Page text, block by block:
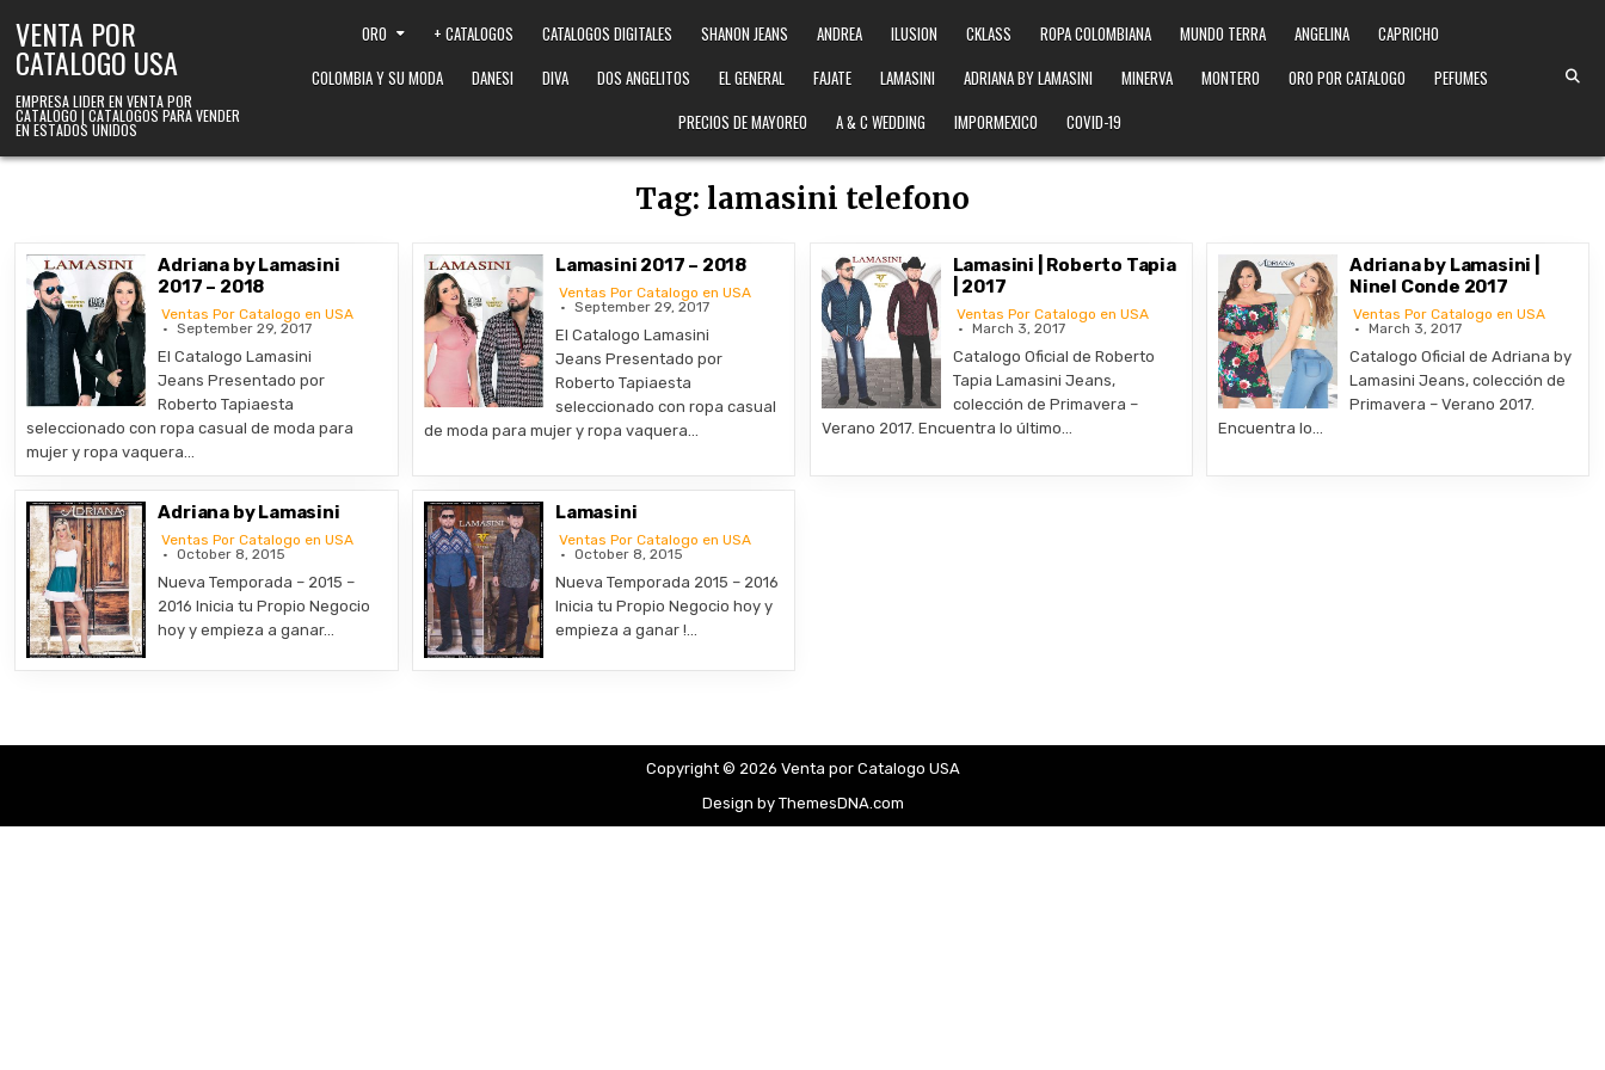
VENTA POR
CATALOGO USA
EMPRESA LIDER EN VENTA POR
CATALOGO | CATALOGOS PARA VENDER
EN ESTADOS UNIDOS
ORO + CATALOGOS CATALOGOS DIGITALES SHANON JEANS ANDREA ILUSION CKLASS ROPA COLOMBIANA MUNDO TERRA ANGELINA
CAPRICHO
COLOMBIA Y SU MODA
DANESI DIVA DOS ANGELITOS EL GENERAL FAJATE LAMASINI ADRIANA BY LAMASINI MINERVA MONTERO ORO POR CATALOGO
PEFUMES
PRECIOS DE MAYOREO
A & C WEDDING IMPORMEXICO COVID-19
Tag: lamasini telefono
Adriana by Lamasini
2017 – 2018
Ventas Por Catalogo en USA
September 29, 2017
El Catalogo Lamasini
Jeans Presentado por
Roberto Tapiaesta
seleccionado con ropa casual de moda para
mujer y ropa vaquera…
Lamasini 2017 – 2018
Ventas Por Catalogo en USA
September 29, 2017
El Catalogo Lamasini
Jeans Presentado por
Roberto Tapiaesta
seleccionado con ropa casual
de moda para mujer y ropa vaquera…
Lamasini | Roberto Tapia
| 2017
Ventas Por Catalogo en USA
March 3, 2017
Catalogo Oficial de Roberto
Tapia Lamasini Jeans,
colección de Primavera –
Verano 2017. Encuentra lo último…
Adriana by Lamasini |
Ninel Conde 2017
Ventas Por Catalogo en USA
March 3, 2017
Catalogo Oficial de Adriana by
Lamasini Jeans, colección de
Primavera – Verano 2017.
Encuentra lo…
Adriana by Lamasini
Ventas Por Catalogo en USA
October 8, 2015
Nueva Temporada – 2015 –
2016 Inicia tu Propio Negocio
hoy y empieza a ganar…
Lamasini
Ventas Por Catalogo en USA
October 8, 2015
Nueva Temporada 2015 – 2016
Inicia tu Propio Negocio hoy y
empieza a ganar !…
Copyright © 2026 Venta por Catalogo USA
Design by ThemesDNA.com